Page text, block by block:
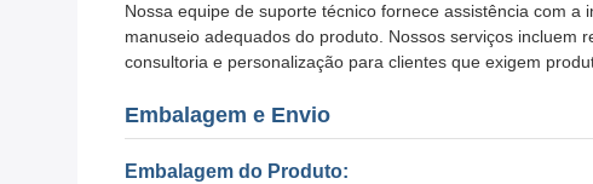
Nossa equipe de suporte técnico fornece assistência com
manuseio adequados do produto. Nossos serviços incluem
consultoria e personalização para clientes que exigem
Embalagem e Envio
Embalagem do Produto: